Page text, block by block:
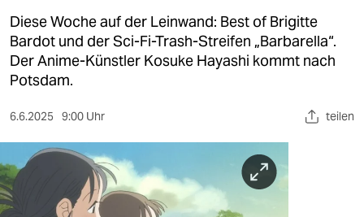
kultur
sport
berlin
nord
wahrheit
verlag
Diese Woche auf der Leinwand: Best of Brigitte
Bardot und der Sci-Fi-Trash-Streifen „Barbarella“.
Der Anime-Künstler Kosuke Hayashi kommt nach
Potsdam.
6.6.2025 9:00 Uhr teilen